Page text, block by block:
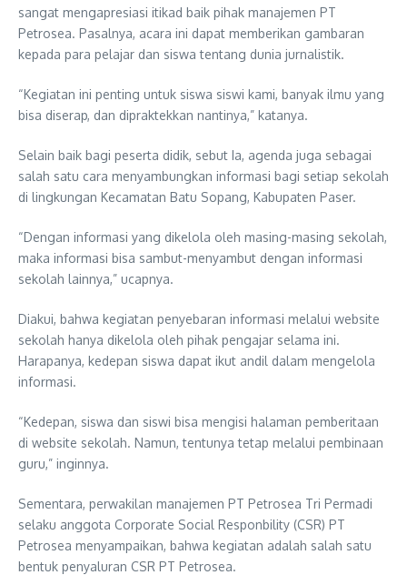
sangat mengapresiasi itikad baik pihak manajemen PT
Petrosea. Pasalnya, acara ini dapat memberikan gambaran
kepada para pelajar dan siswa tentang dunia jurnalistik.
“Kegiatan ini penting untuk siswa siswi kami, banyak ilmu yang
bisa diserap, dan dipraktekkan nantinya,” katanya.
Selain baik bagi peserta didik, sebut Ia, agenda juga sebagai
salah satu cara menyambungkan informasi bagi setiap sekolah
di lingkungan Kecamatan Batu Sopang, Kabupaten Paser.
“Dengan informasi yang dikelola oleh masing-masing sekolah,
maka informasi bisa sambut-menyambut dengan informasi
sekolah lainnya,” ucapnya.
Diakui, bahwa kegiatan penyebaran informasi melalui website
sekolah hanya dikelola oleh pihak pengajar selama ini.
Harapanya, kedepan siswa dapat ikut andil dalam mengelola
informasi.
“Kedepan, siswa dan siswi bisa mengisi halaman pemberitaan
di website sekolah. Namun, tentunya tetap melalui pembinaan
guru,” inginnya.
Sementara, perwakilan manajemen PT Petrosea Tri Permadi
selaku anggota Corporate Social Responbility (CSR) PT
Petrosea menyampaikan, bahwa kegiatan adalah salah satu
bentuk penyaluran CSR PT Petrosea.